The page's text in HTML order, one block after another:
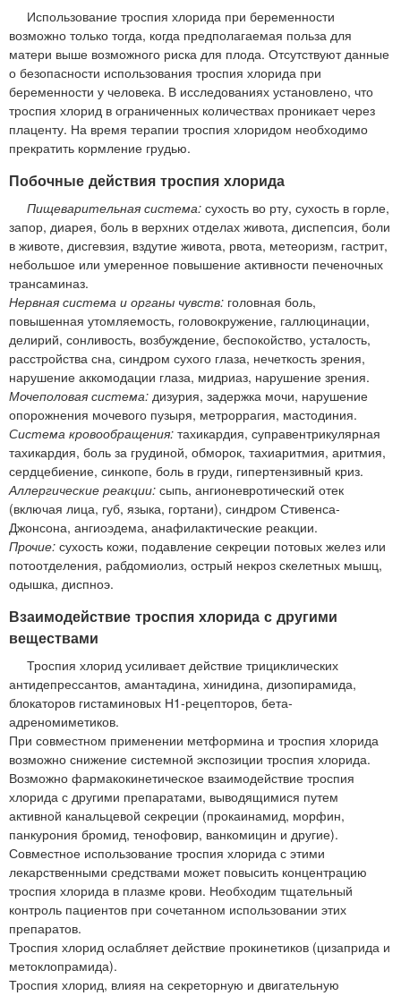
Использование троспия хлорида при беременности
возможно только тогда, когда предполагаемая польза для
матери выше возможного риска для плода. Отсутствуют данные
о безопасности использования троспия хлорида при
беременности у человека. В исследованиях установлено, что
троспия хлорид в ограниченных количествах проникает через
плаценту. На время терапии троспия хлоридом необходимо
прекратить кормление грудью.
Побочные действия троспия хлорида
Пищеварительная система: сухость во рту, сухость в горле,
запор, диарея, боль в верхних отделах живота, диспепсия, боли
в животе, дисгевзия, вздутие живота, рвота, метеоризм, гастрит,
небольшое или умеренное повышение активности печеночных
трансаминаз.
Нервная система и органы чувств: головная боль,
повышенная утомляемость, головокружение, галлюцинации,
делирий, сонливость, возбуждение, беспокойство, усталость,
расстройства сна, синдром сухого глаза, нечеткость зрения,
нарушение аккомодации глаза, мидриаз, нарушение зрения.
Мочеполовая система: дизурия, задержка мочи, нарушение
опорожнения мочевого пузыря, метроррагия, мастодиния.
Система кровообращения: тахикардия, суправентрикулярная
тахикардия, боль за грудиной, обморок, тахиаритмия, аритмия,
сердцебиение, синкопе, боль в груди, гипертензивный криз.
Аллергические реакции: сыпь, ангионевротический отек
(включая лица, губ, языка, гортани), синдром Стивенса-
Джонсона, ангиоэдема, анафилактические реакции.
Прочие: сухость кожи, подавление секреции потовых желез или
потоотделения, рабдомиолиз, острый некроз скелетных мышц,
одышка, диспноэ.
Взаимодействие троспия хлорида с другими
веществами
Троспия хлорид усиливает действие трициклических
антидепрессантов, амантадина, хинидина, дизопирамида,
блокаторов гистаминовых Н1-рецепторов, бета-
адреномиметиков.
При совместном применении метформина и троспия хлорида
возможно снижение системной экспозиции троспия хлорида.
Возможно фармакокинетическое взаимодействие троспия
хлорида с другими препаратами, выводящимися путем
активной канальцевой секреции (прокаинамид, морфин,
панкурония бромид, тенофовир, ванкомицин и другие).
Совместное использование троспия хлорида с этими
лекарственными средствами может повысить концентрацию
троспия хлорида в плазме крови. Необходим тщательный
контроль пациентов при сочетанном использовании этих
препаратов.
Троспия хлорид ослабляет действие прокинетиков (цизаприда и
метоклопрамида).
Троспия хлорид, влияя на секреторную и двигательную